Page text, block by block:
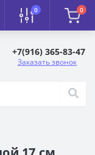
0 0
+7(916) 365-83-47
Заказать звонок